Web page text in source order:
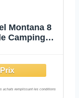
Montana 8
Camping
Colonne
| Basic)